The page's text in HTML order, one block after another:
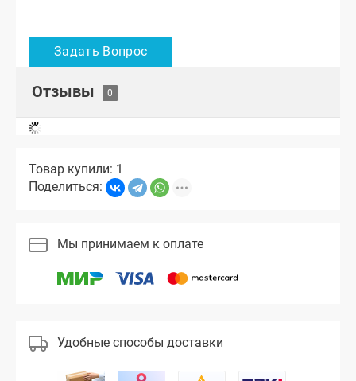
Отзывы
Товар купили: 1
Поделиться:
Мы принимаем к оплате
Удобные способы доставки